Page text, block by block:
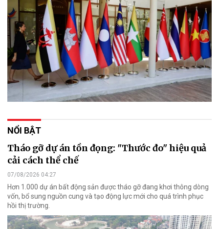
NỔI BẬT
Tháo gỡ dự án tồn đọng: "Thước đo" hiệu quả
cải cách thể chế
07/08/2026 04:27
Hơn 1.000 dự án bất động sản được tháo gỡ đang khơi thông dòng
vốn, bổ sung nguồn cung và tạo động lực mới cho quá trình phục
hồi thị trường.